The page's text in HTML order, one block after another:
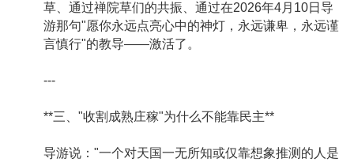
草、通过禅院草们的共振、通过在2026年4月10日导
游那句"愿你永远点亮心中的神灯，永远谦卑，永远谨
言慎行"的教导——激活了。
---
**三、"收割成熟庄稼"为什么不能靠民主**
导游说："一个对天国一无所知或仅靠想象推测的人是